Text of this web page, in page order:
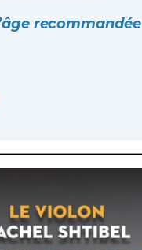
recommandée